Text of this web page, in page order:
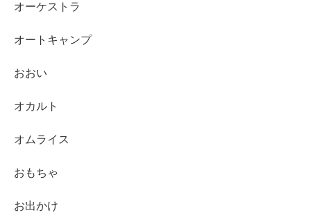
オーケストラ
オートキャンプ
おおい
オカルト
オムライス
おもちゃ
お出かけ